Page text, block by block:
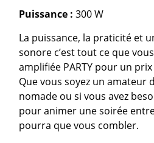
Puissance : 300 W
La puissance, la praticité et
sonore c’est tout ce que
amplifiée PARTY pour un
Que vous soyez un amateur
nomade ou si vous avez
pour animer une soirée
pourra que vous combler.